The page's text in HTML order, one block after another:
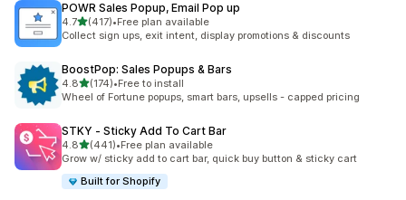
POWR Sales Popup, Email Pop up
4.75つ星中
(417)
合計レビュー数：417件
•Free plan available
Collect sign ups, exit intent, display promotions & discounts
BoostPop: Sales Popups & Bars
4.85つ星中
(174)
合計レビュー数：174件
•Free to install
Wheel of Fortune popups, smart bars, upsells - capped pricing
STKY ‑ Sticky Add To Cart Bar
4.85つ星中
(441)
合計レビュー数：441件
•Free plan available
Grow w/ sticky add to cart bar, quick buy button & sticky cart
Built for Shopify